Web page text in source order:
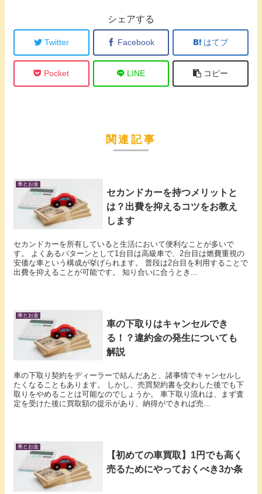
シェアする
Twitter Facebook はてブ
Pocket LINE コピー
関連記事
車とお金
セカンドカーを持つメリットと
は？出費を抑えるコツをお教え
します
セカンドカーを所有していると生活において便利なことが多いで
す。 よくあるパターンとして1台目は高級車で、2台目は燃費重視の
安価な車という構成が挙げられます。 普段は2台目を利用することで
出費を抑えることが可能です。 知り合いに合うとき...
車とお金
車の下取りはキャンセルでき
る！？違約金の発生についても
解説
車の下取り契約をディーラーで結んだあと、諸事情でキャンセルし
たくなることもあります。 しかし、売買契約書を交わした後でも下
取りをやめることは可能なのでしょうか。 車下取り流れは、まず査
定を受けた後に買取額の提示があり、納得ができれば売...
車とお金
【初めての車買取】1円でも高く
売るためにやっておくべき3か条